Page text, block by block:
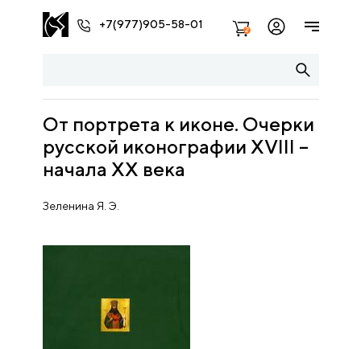
+7(977)905-58-01 2
От портрета к иконе. Очерки
русской иконографии XVIII –
начала XX века
Зеленина Я. Э.